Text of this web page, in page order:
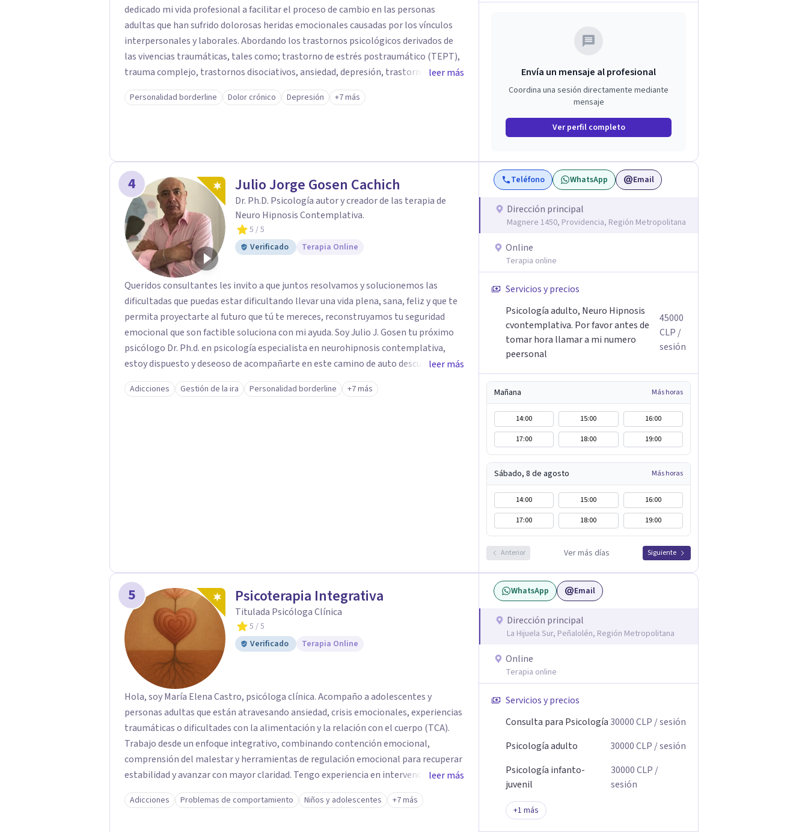
dedicado mi vida profesional a facilitar el proceso de cambio en las personas
adultas que han sufrido dolorosas heridas emocionales causadas por los vínculos
interpersonales y laborales. Abordando los trastornos psicológicos derivados de
las vivencias traumáticas, tales como; trastorno de estrés postraumático (TEPT),
trauma complejo, trastornos disociativos, ansiedad, depresión, trastorno límite
de la personalidad. Como también la posibilidad de salir adelante y reparar el daño
en quienes han sido víctimas de abuso, violencia de género, maltrato en ambiente
leer más
Personalidad borderline Dolor crónico Depresión +7 más
Envía un mensaje al profesional
Coordina una sesión directamente mediante
mensaje
Ver perfil completo
4 Julio Jorge Gosen Cachich
Dr. Ph.D. Psicología autor y creador de las terapia de
Neuro Hipnosis Contemplativa.
5 / 5
Verificado
Terapia Online
Queridos consultantes les invito a que juntos resolvamos y solucionemos las
dificultadas que puedas estar dificultando llevar una vida plena, sana, feliz y que te
permita proyectarte al futuro que tú te mereces, reconstruyamos tu seguridad
emocional que son factible soluciona con mi ayuda. Soy Julio J. Gosen tu próximo
psicólogo Dr. Ph.d. en psicología especialista en neurohipnosis contemplativa,
estoy dispuesto y deseoso de acompañarte en este camino de auto descubrimiento
y crecimiento personal dejando atrás todo aquello que nos impiden avanzar y ser
exitosos.Vamos a transitar juntos el camino a tu sanidad. DFisponible y atento a tu
leer más
Adicciones Gestión de la ira Personalidad borderline +7 más
Teléfono WhatsApp Email
Dirección principal
Magnere 1450, Providencia, Región Metropolitana
Online
Terapia online
Servicios y precios
Psicología adulto, Neuro Hipnosis
cvontemplativa. Por favor antes de
tomar hora llamar a mi numero
peersonal
45000
CLP /
sesión
Mañana Más horas
14:00 15:00
16:00
17:00
18:00 19:00
Sábado, 8 de agosto Más horas
14:00 15:00
16:00
17:00
18:00 19:00
Anterior Ver más días Siguiente
5 Psicoterapia Integrativa
Titulada Psicóloga Clínica
5 / 5
Verificado
Terapia Online
Hola, soy María Elena Castro, psicóloga clínica. Acompaño a adolescentes y
personas adultas que están atravesando ansiedad, crisis emocionales, experiencias
traumáticas o dificultades con la alimentación y la relación con el cuerpo (TCA).
Trabajo desde un enfoque integrativo, combinando contención emocional,
comprensión del malestar y herramientas de regulación emocional para recuperar
estabilidad y avanzar con mayor claridad. Tengo experiencia en intervención en
crisis y evaluación de riesgo cuando corresponde, cuidando siempre un encuadre
seguro, respetuoso y a tu ritmo. Atiendo principalmente en modalidad online y
leer más
Adicciones Problemas de comportamiento Niños y adolescentes +7 más
WhatsApp Email
Dirección principal
La Hijuela Sur, Peñalolén, Región Metropolitana
Online
Terapia online
Servicios y precios
Consulta para Psicología30000CLP / sesión
Psicología adulto
30000CLP / sesión
Psicología infanto-
juvenil
30000CLP /
sesión
+1 más